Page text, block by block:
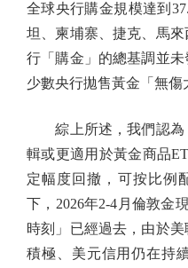
全球央行購金規模達到
坦、柬埔寨、捷克、馬
行「購金」的總基調並
少數央行拋售黃金「無傷
綜上所述，我們認為
輯或更適用於黃金商品
定幅度回撤，可按比例
下，2026年2-4月倫敦金
時刻」已經過去，由於
積極、美元信用仍在持